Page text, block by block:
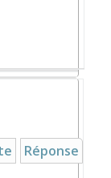
Réponse